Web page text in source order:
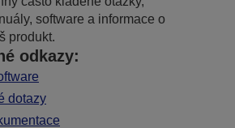
software a informace o
produkt.
odkazy:
dotazy